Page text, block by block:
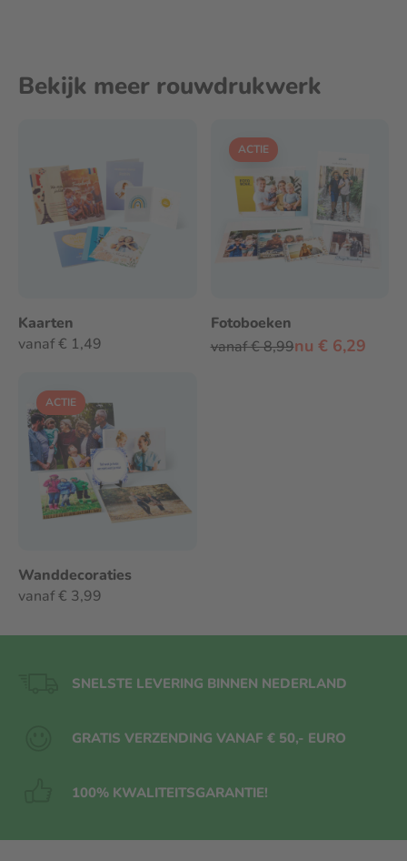
Bekijk meer rouwdrukwerk
Kaarten
vanaf € 1,49
ACTIE
Fotoboeken
vanaf € 8,99nu € 6,29
ACTIE
Wanddecoraties
vanaf € 3,99
SNELSTE LEVERING BINNEN NEDERLAND
GRATIS VERZENDING VANAF € 50,- EURO
100% KWALITEITSGARANTIE!